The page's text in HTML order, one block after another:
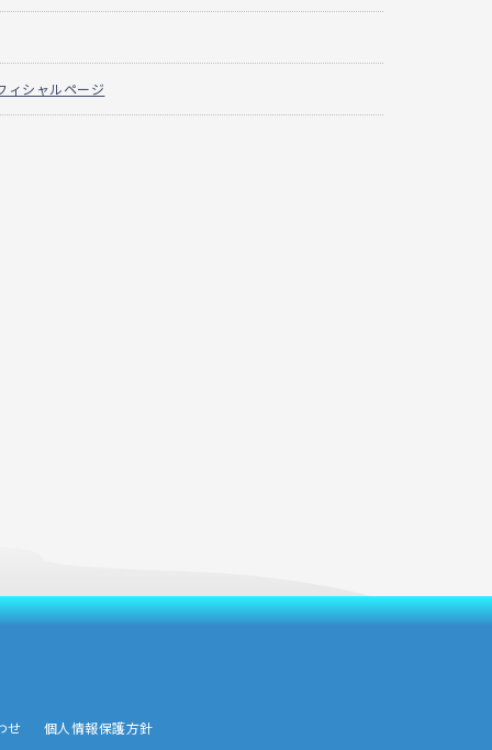
ィシャルページ
せ 個人情報保護方針